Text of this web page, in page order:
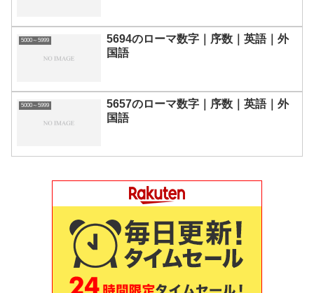
5000～5999
5694のローマ数字｜序数｜英語｜外
国語
5000～5999
5657のローマ数字｜序数｜英語｜外
国語